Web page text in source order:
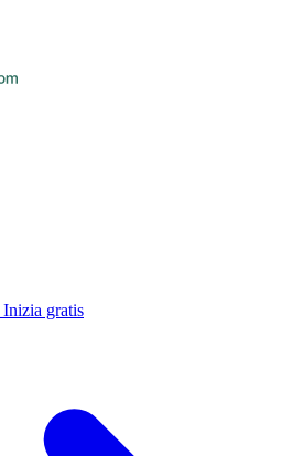
Inizia gratis